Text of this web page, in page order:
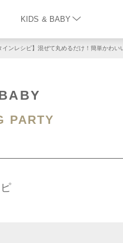
KIDS & BABY
インレシピ】混ぜて丸めるだけ！簡単かわい
PARTY